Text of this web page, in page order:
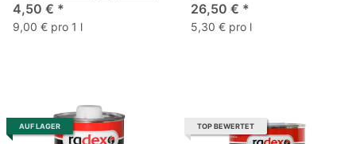
4,50 € *
9,00 € pro 1 l
26,50 € *
5,30 € pro l
AUF LAGER TOP BEWERTET